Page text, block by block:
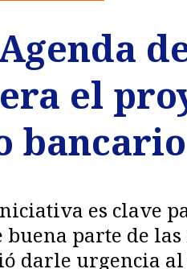
el
bancario
es clave
parte de las
darle urgencia al